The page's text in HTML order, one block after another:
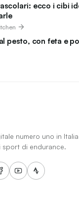
ecco i cibi
pesto, con feta e
numero uno in
sport di endurance.